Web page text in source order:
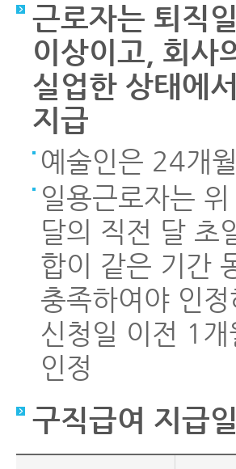
근로자는 퇴직
이상이고, 회사
실업한 상태에
지급
예술인은 24개
일용근로자는
달의 직전 달 초
합이 같은 기간
충족하여야 인
신청일 이전 1
인정
구직급여 지급